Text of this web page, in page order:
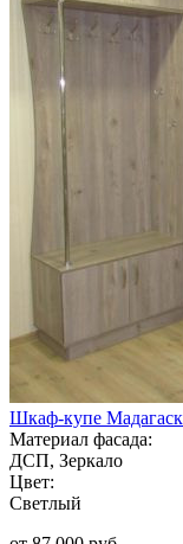
Шкаф-купе
Материал фасада:
ДСП, Зеркало
Цвет:
Светлый